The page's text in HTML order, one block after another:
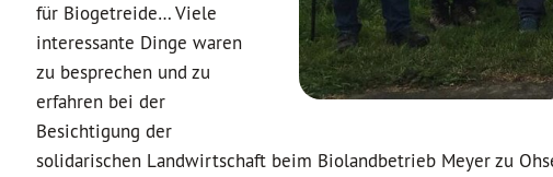
für Biogetreide… Viele
interessante Dinge waren
zu besprechen und zu
erfahren bei der
Besichtigung der
solidarischen Landwirtschaft beim Biolandbetrieb Meyer zu